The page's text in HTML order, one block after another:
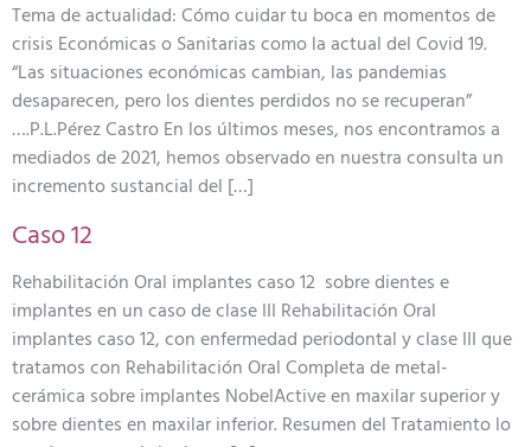
Tema de actualidad: Cómo cuidar tu boca en momentos de
crisis Económicas o Sanitarias como la actual del Covid 19.
“Las situaciones económicas cambian, las pandemias
desaparecen, pero los dientes perdidos no se recuperan”
….P.L.Pérez Castro En los últimos meses, nos encontramos a
mediados de 2021, hemos observado en nuestra consulta un
incremento sustancial del […]
Caso 12
Rehabilitación Oral implantes caso 12 sobre dientes e
implantes en un caso de clase III Rehabilitación Oral
implantes caso 12, con enfermedad periodontal y clase III que
tratamos con Rehabilitación Oral Completa de metal-
cerámica sobre implantes NobelActive en maxilar superior y
sobre dientes en maxilar inferior. Resumen del Tratamiento lo